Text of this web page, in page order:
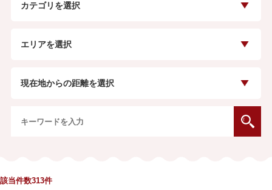
カテゴリを選択
エリアを選択
現在地からの距離を選択
該当件数313件